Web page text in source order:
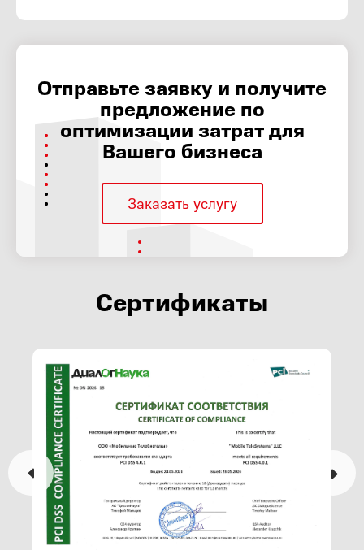
Отправьте заявку и получите
предложение по
оптимизации затрат для
Вашего бизнеса
Заказать услугу
Сертификаты